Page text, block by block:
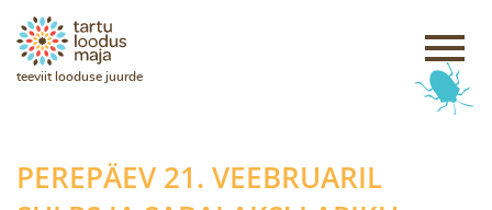
teeviit looduse juurde
PEREPÄEV 21. VEEBRUARIL